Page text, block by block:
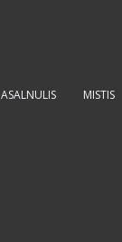
ASALNULIS MISTIS